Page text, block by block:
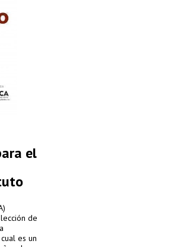
el
de
es un